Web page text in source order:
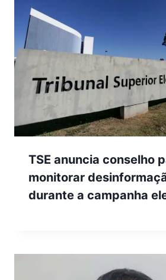
TSE anuncia conselho
monitorar
durante a campanha